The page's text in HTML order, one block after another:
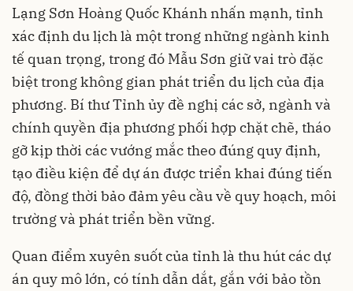
Lạng Sơn Hoàng Quốc Khánh nhấn mạnh, tỉnh
xác định du lịch là một trong những ngành kinh
tế quan trọng, trong đó Mẫu Sơn giữ vai trò đặc
biệt trong không gian phát triển du lịch của địa
phương. Bí thư Tỉnh ủy đề nghị các sở, ngành và
chính quyền địa phương phối hợp chặt chẽ, tháo
gỡ kịp thời các vướng mắc theo đúng quy định,
tạo điều kiện để dự án được triển khai đúng tiến
độ, đồng thời bảo đảm yêu cầu về quy hoạch, môi
trường và phát triển bền vững.
Quan điểm xuyên suốt của tỉnh là thu hút các dự
án quy mô lớn, có tính dẫn dắt, gắn với bảo tồn